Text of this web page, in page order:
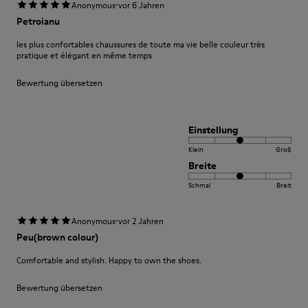
Anonymous·vor 6 Jahren
Petroianu
les plus confortables chaussures de toute ma vie belle couleur très
pratique et élégant en même temps
Bewertung übersetzen
Einstellung
Klein Groß
Breite
Schmal Breit
Anonymous·vor 2 Jahren
Peu(brown colour)
Comfortable and stylish. Happy to own the shoes.
Bewertung übersetzen